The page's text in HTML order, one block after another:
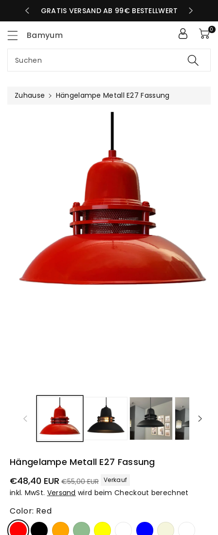
TAG GRATIS VERSAND AB 99€ BESTELLWERT
Bamyum
Suchen
0
Zuhause Hängelampe Metall E27 Fassung
Hängelampe Metall E27 Fassung
Verkaufspreis
€48,40 EUR Normaler
Preis
€55,00 EUR Verkauf
inkl. MwSt. Versand wird beim Checkout berechnet
Color: Red